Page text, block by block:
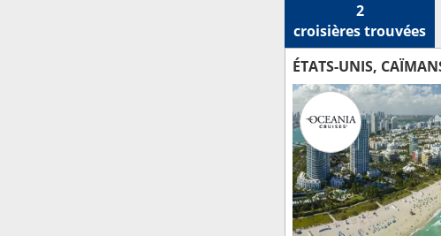
2
croisièrestrouvées